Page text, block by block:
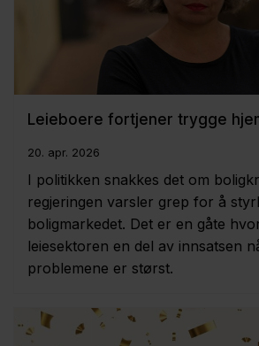
Leieboere fortjener trygge
20. apr. 2026
I politikken snakkes det om
regjeringen varsler grep for å
boligmarkedet. Det er en gåte
leiesektoren en del av innsatsen
problemene er størst.